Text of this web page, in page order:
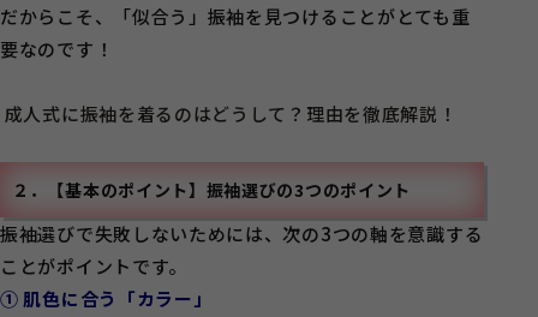
だからこそ、「似合う」振袖を見つけることがとても重
要なのです！
成人式に振袖を着るのはどうして？理由を徹底解説！
２．【基本のポイント】振袖選びの3つのポイント
振袖選びで失敗しないためには、次の3つの軸を意識する
ことがポイントです。
① 肌色に合う「カラー」